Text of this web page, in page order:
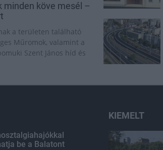
minden köve mesél –
a területen található
Műromok, valamint a
Szent János híd és
be a Balatont
KIEMELT